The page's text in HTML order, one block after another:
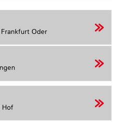
Oder
Hof